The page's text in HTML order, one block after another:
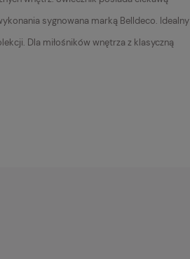
sygnowana marką Belldeco. Idealny
Dla miłośników wnętrza z klasyczną